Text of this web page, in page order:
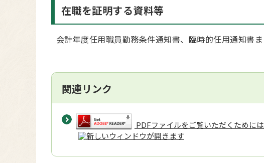
在職を証明する資料等
会計年度任用職員勤務条件通知書、臨時的任用通知書
関連リンク
PDFファイルをご覧いただくために